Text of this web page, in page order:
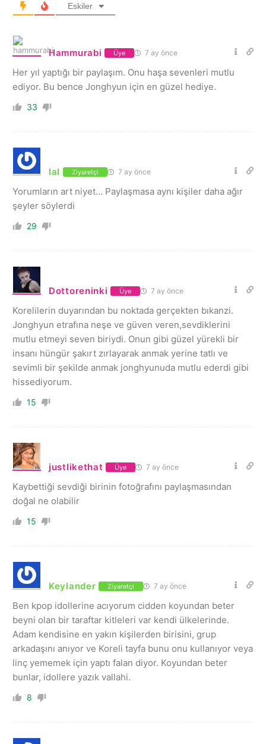
Eskiler
Hammurabi Üye 7 ay önce
Her yıl yaptığı bir paylaşım. Onu haşa sevenleri mutlu
ediyor. Bu bence Jonghyun için en güzel hediye.
33
lal Ziyaretçi 7 ay önce
Yorumların art niyet… Paylaşmasa aynı kişiler daha ağır
şeyler söylerdi
29
Dottoreninki Üye 7 ay önce
Korelilerin duyarından bu noktada gerçekten bıkanzi.
Jonghyun etrafına neşe ve güven veren,sevdiklerini
mutlu etmeyi seven biriydi. Onun gibi güzel yürekli bir
insanı hüngür şakırt zırlayarak anmak yerine tatlı ve
sevimli bir şekilde anmak jonghyunuda mutlu ederdi gibi
hissediyorum.
15
justlikethat Üye 7 ay önce
Kaybettiği sevdiği birinin fotoğrafını paylaşmasından
doğal ne olabilir
15
Keylander Ziyaretçi 7 ay önce
Ben kpop idollerine acıyorum cidden koyundan beter
beyni olan bir taraftar kitleleri var kendi ülkelerinde.
Adam kendisine en yakın kişilerden birisini, grup
arkadaşını anıyor ve Koreli tayfa bunu onu kullanıyor veya
linç yememek için yaptı falan diyor. Koyundan beter
bunlar, idollere yazık vallahi.
8